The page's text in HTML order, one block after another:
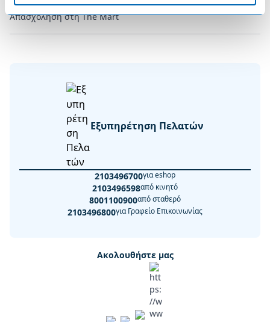
Απασχόληση στη The Mart
Εξυπηρέτηση Πελατών
2103496700για eshop
2103496598από κινητό
8001100900από σταθερό
2103496800για Γραφείο Επικοινωνίας
Ακολουθήστε μας